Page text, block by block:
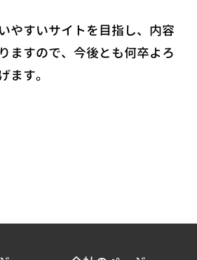
やすいサイトを目指し、内容
ますので、今後とも何卒よろ
ます。